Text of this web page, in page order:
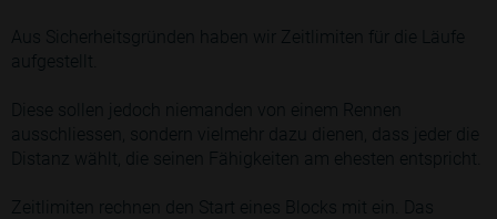
Aus Sicherheitsgründen haben wir Zeitlimiten für die Läufe
aufgestellt.
Diese sollen jedoch niemanden von einem Rennen
ausschliessen, sondern vielmehr dazu dienen, dass jeder die
Distanz wählt, die seinen Fähigkeiten am ehesten entspricht.
Zeitlimiten rechnen den Start eines Blocks mit ein. Das